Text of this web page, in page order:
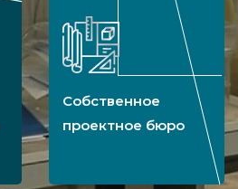
Собственное
проектное бюро